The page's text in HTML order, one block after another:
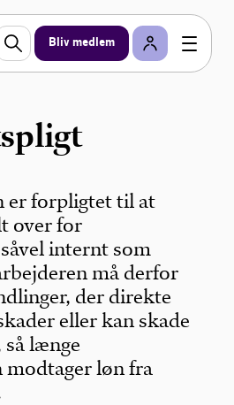
Bliv medlem
er forpligtet til at
over for
internt som
må derfor
der direkte
eller kan skade
længe
modtager løn fra